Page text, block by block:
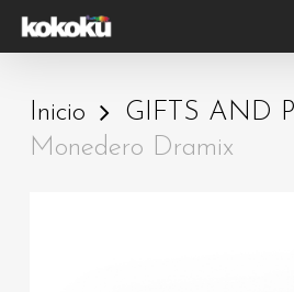
Skip
to
content
Inicio
GIFTS AND
Monedero Dramix